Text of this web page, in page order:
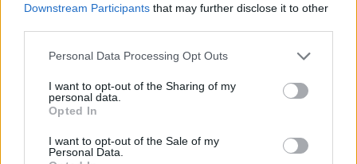
Downstream Participants that may further disclose it to other
Personal Data Processing Opt Outs
I want to opt-out of the Sharing of my
personal data.
Opted In
I want to opt-out of the Sale of my
Personal Data.